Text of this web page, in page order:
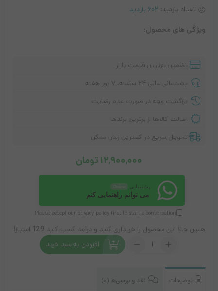
تعداد بازدید: 602 بازدید
ویژگی های محصول:
تضمین بهترین قیمت بازار
پشتیبانی عالی ۲۴ ساعته، ۷ روز هفته
بازگشت وجه در صورت عدم رضایت
اصالت کالاها از برترین برندها
تحویل سریع در کمترین زمان ممکن
12,900,000 تومان
پشتیبانی Online
می توانم راهنمایی کنم
Please accept our privacy policy first to start a conversation.
همین حالا این محصول را خریداری کنید و درآمد کسب کنید 129 امتیاز!
تعداد:
100
افزودن به سبد خرید
توضیحات نقد و بررسی‌ها (0)